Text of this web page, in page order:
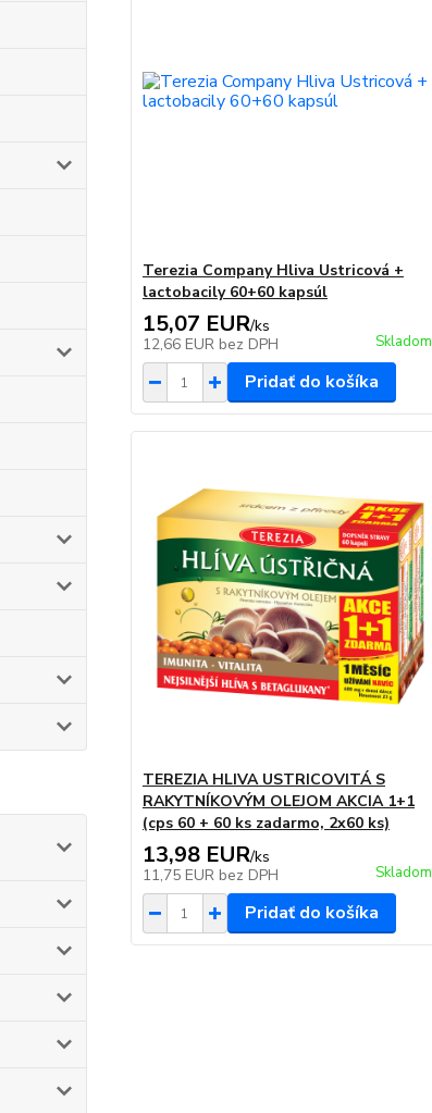
Terezia Company Hliva Ustricová +
lactobacily 60+60 kapsúl
15,07 EUR/ks
12,66 EUR bez DPH Skladom
Pridať do košíka
TEREZIA HLIVA USTRICOVITÁ S
RAKYTNÍKOVÝM OLEJOM AKCIA 1+1
(cps 60 + 60 ks zadarmo, 2x60 ks)
13,98 EUR/ks
11,75 EUR bez DPH Skladom
Pridať do košíka